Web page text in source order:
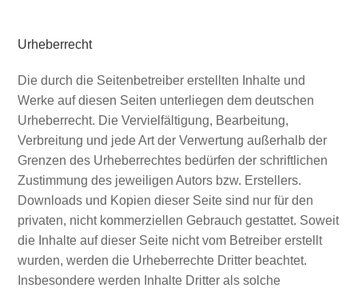
Urheberrecht
Die durch die Seitenbetreiber erstellten Inhalte und
Werke auf diesen Seiten unterliegen dem deutschen
Urheberrecht. Die Vervielfältigung, Bearbeitung,
Verbreitung und jede Art der Verwertung außerhalb der
Grenzen des Urheberrechtes bedürfen der schriftlichen
Zustimmung des jeweiligen Autors bzw. Erstellers.
Downloads und Kopien dieser Seite sind nur für den
privaten, nicht kommerziellen Gebrauch gestattet. Soweit
die Inhalte auf dieser Seite nicht vom Betreiber erstellt
wurden, werden die Urheberrechte Dritter beachtet.
Insbesondere werden Inhalte Dritter als solche